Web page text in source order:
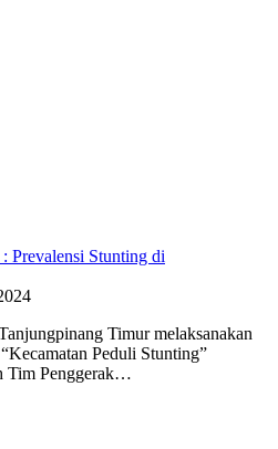
Prevalensi Stunting di
Timur melaksanakan
Peduli Stunting”
Tim Penggerak…